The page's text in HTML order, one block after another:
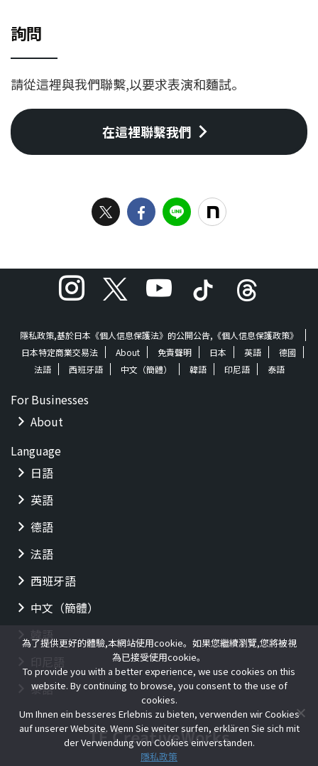
詢問
請從這裡與我們聯繫,以要求表演和麵試。
在這裡聯繫我們
隱私政策,基於日本《個人信息保護法》的公開公告,《個人信息保護政策》
日本特定商業交易法
About 免責聲明 日本 英語
德國
法語
西班牙語 中文（簡體） 韓語 印尼語 泰語
For Businesses
About
Language
日語
英語
德語
法語
西班牙語
中文（簡體）
韓語
泰語
為了提供更好的體驗,本網站使用cookie。如果您繼續瀏覽,您將被視
為已接受使用cookie。
To provide you with a better experience, we use cookies on this
website. By continuing to browse, you consent to the use of
cookies.
Um Ihnen ein besseres Erlebnis zu bieten, verwenden wir Cookies
auf unserer Website. Wenn Sie weiter surfen, erklären Sie sich mit
der Verwendung von Cookies einverstanden.
隱私政策